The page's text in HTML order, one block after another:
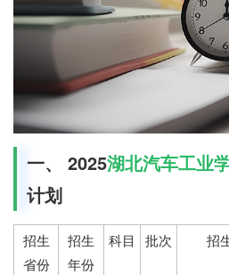
一、 2025湖北汽车工业
计划
招生
省份
招生
年份
科目 批次 招